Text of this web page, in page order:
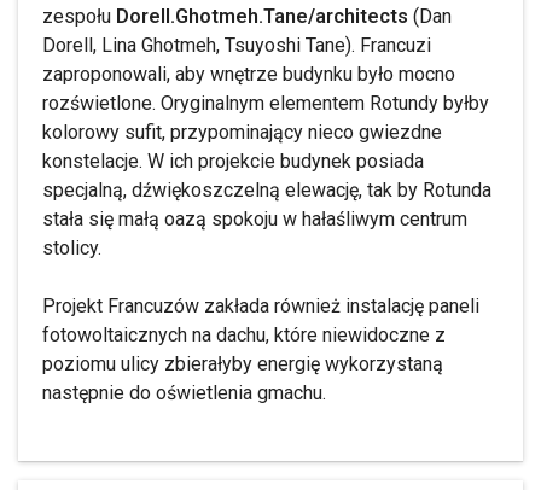
zespołu Dorell.Ghotmeh.Tane/architects (Dan
Dorell, Lina Ghotmeh, Tsuyoshi Tane). Francuzi
zaproponowali, aby wnętrze budynku było mocno
rozświetlone. Oryginalnym elementem Rotundy byłby
kolorowy sufit, przypominający nieco gwiezdne
konstelacje. W ich projekcie budynek posiada
specjalną, dźwiękoszczelną elewację, tak by Rotunda
stała się małą oazą spokoju w hałaśliwym centrum
stolicy.
Projekt Francuzów zakłada również instalację paneli
fotowoltaicznych na dachu, które niewidoczne z
poziomu ulicy zbierałyby energię wykorzystaną
następnie do oświetlenia gmachu.